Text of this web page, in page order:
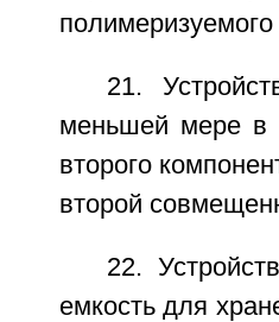
21.
меньшей мере в
второго
второй
22.
емкость для